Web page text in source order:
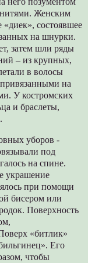
Женским
состоявшее
на шнурки.
затем шли ряды
– из крупных,
в волосы
на
У костромских
и браслеты,
уборов -
под
на спине.
украшение
при помощи
бисером или
Поверхность
«битлик»
Его
чтобы